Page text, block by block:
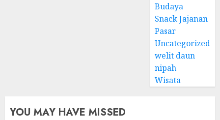
Budaya
Snack Jajanan
Pasar
Uncategorized
welit daun
nipah
Wisata
YOU MAY HAVE MISSED